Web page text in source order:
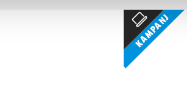
Kampanj